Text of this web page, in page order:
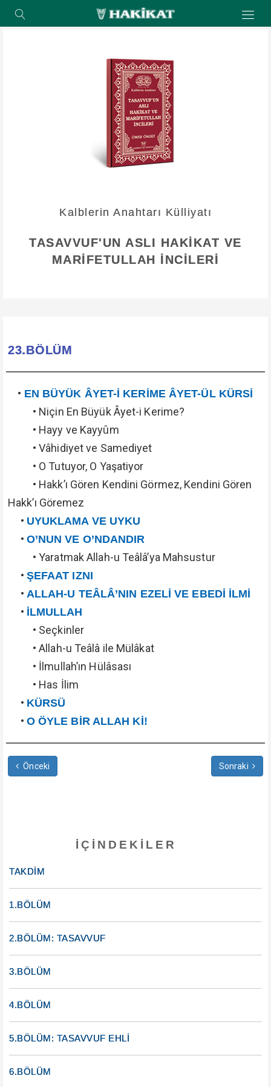
Kalblerin Anahtarı Külliyatı
TASAVVUF'UN ASLI HAKİKAT VE
MARİFETULLAH İNCİLERİ
23.BÖLÜM
• EN BÜYÜK ÂYET-İ KERİME ÂYET-ÜL KÜRSİ
• Niçin En Büyük Âyet-i Kerime?
• Hayy ve Kayyûm
• Vâhidiyet ve Samediyet
• O Tutuyor, O Yaşatiyor
• Hakk’ı Gören Kendini Görmez, Kendini Gören
Hakk’ı Göremez
• UYUKLAMA VE UYKU
• O’NUN VE O’NDANDIR
• Yaratmak Allah-u Teâlâ’ya Mahsustur
• ŞEFAAT IZNI
• ALLAH-U TEÂLÂ’NIN EZELİ VE EBEDİ İLMİ
• İLMULLAH
• Seçkinler
• Allah-u Teâlâ ile Mülâkat
• İlmullah’ın Hülâsası
• Has İlim
• KÜRSÜ
• O ÖYLE BİR ALLAH Kİ!
Önceki Sonraki
İÇINDEKILER
TAKDİM
1.BÖLÜM
2.BÖLÜM: TASAVVUF
3.BÖLÜM
4.BÖLÜM
5.BÖLÜM: TASAVVUF EHLİ
6.BÖLÜM